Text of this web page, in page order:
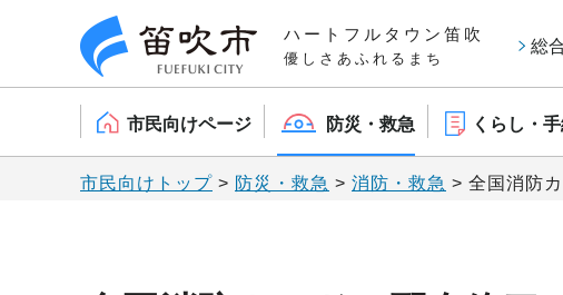
笛吹市 ハートフルタウン笛吹
優しさあふれるまち
総
市民向けページ 防災・救急 くらし・
市民向けトップ > 防災・救急 > 消防・救急 > 全国消防